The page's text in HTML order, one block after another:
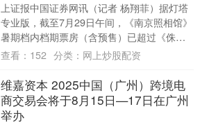
上证报中国证券网讯（记者 杨翔菲）据灯塔
专业版，截至7月29日午间，《南京照相馆》
暑期档内档期票房（含预售）已超过《侏罗
纪世界：重生》，登顶暑期档票房榜。群益
查看： 152 分类： 网上炒股配资
维嘉资本 2025中国（广州）跨境电
商交易会将于8月15日—17日在广州
举办